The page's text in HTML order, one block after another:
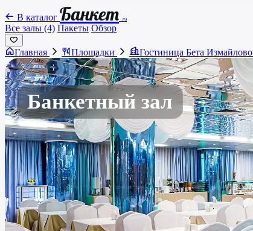
В каталог Банкет .ru
Все залы (4) Пакеты Обзор
Главная Площадки Гостиница Бета Измайлово
Банкетный зал